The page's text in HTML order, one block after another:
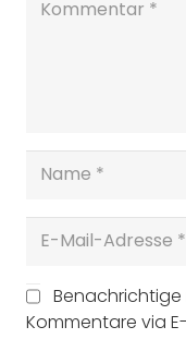
Kommentare via